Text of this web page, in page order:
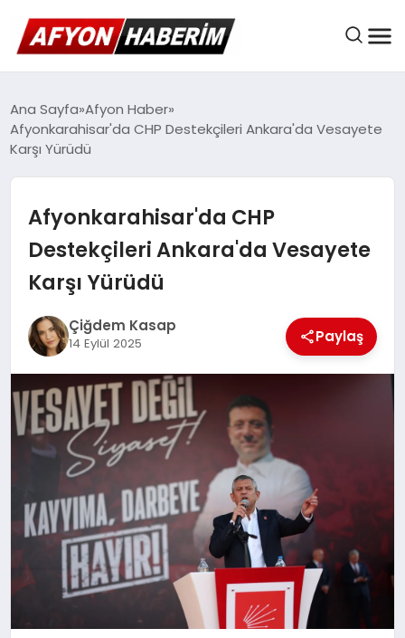
AFYON HABER
GÜNDEM
BELEDIYELER
DÜNYA
SPOR
MAGAZIN
SAĞLIK
Ana Sayfa Afyon Haber
Afyonkarahisar'da CHP Destekçileri Ankara'da Vesayete
Karşı Yürüdü
Afyonkarahisar'da CHP
Destekçileri Ankara'da Vesayete
Karşı Yürüdü
Çiğdem Kasap
14 Eylül 2025 Paylaş